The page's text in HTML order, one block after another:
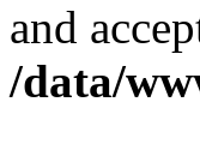
and
/data/